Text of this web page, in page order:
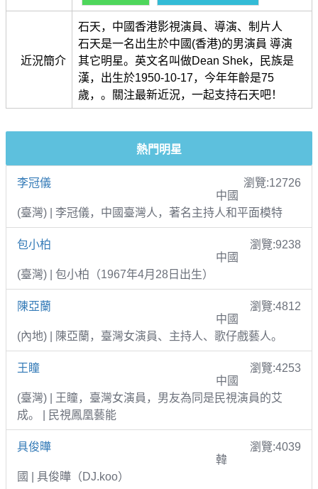
近況簡介
石天，中國香港影視演員、導演、制片人
石天是一名出生於中國(香港)的男演員 導演
其它明星。英文名叫做Dean Shek，民族是
漢，出生於1950-10-17，今年年齡是75
歲，。關注最新近況，一起支持石天吧！
熱門明星
李冠儀
瀏覽:12726
中國
(臺灣) | 李冠儀，中國臺灣人，著名主持人和平面模特
包小柏
瀏覽:9238
中國
(臺灣) | 包小柏（1967年4月28日出生）
陳亞蘭
瀏覽:4812
中國
(內地) | 陳亞蘭，臺灣女演員、主持人、歌仔戲藝人。
王瞳
瀏覽:4253
中國
(臺灣) | 王瞳，臺灣女演員，男友為同是民視演員的艾
成。 | 民視鳳凰藝能
具俊曄
瀏覽:4039
韓
國 | 具俊曄（DJ.koo）